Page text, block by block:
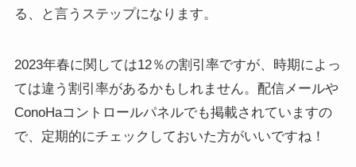
る、と言うステップになります。
2023年春に関しては12％の割引率ですが、時期によっ
ては違う割引率があるかもしれません。配信メールや
ConoHaコントロールパネルでも掲載されていますの
で、定期的にチェックしておいた方がいいですね！